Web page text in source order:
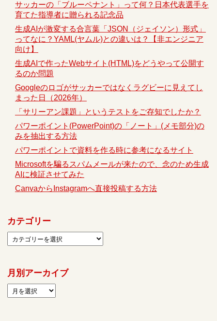
サッカーの「ブルーペナント」って何？日本代表選手を
育てた指導者に贈られる記念品
生成AIが激変する合言葉「JSON（ジェイソン）形式」
ってなに？YAML(ヤムル)との違いは？【非エンジニア
向け】
生成AIで作ったWebサイト(HTML)をどうやって公開す
るのか問題
Googleのロゴがサッカーではなくラグビーに見えてし
まった日（2026年）
「サリーアン課題」というテストをご存知でしたか？
パワーポイント(PowerPoint)の「ノート」(メモ部分)の
みを抽出する方法
パワーポイントで資料を作る時に参考になるサイト
Microsoftを騙るスパムメールが来たので、念のため生成
AIに検証させてみた
CanvaからInstagramへ直接投稿する方法
カテゴリー
月別アーカイブ